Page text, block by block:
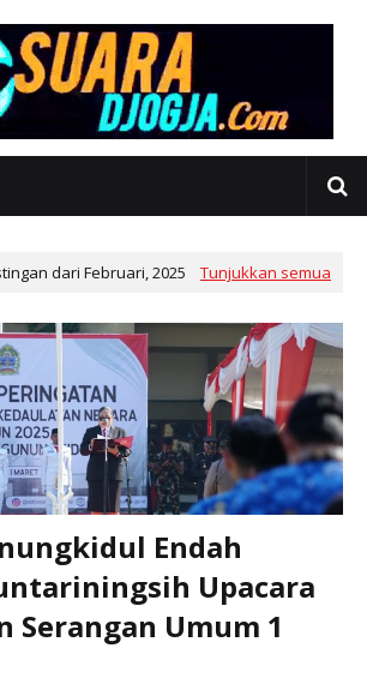
dari Februari, 2025 Tunjukkan semua
Endah
Upacara
Serangan Umum 1